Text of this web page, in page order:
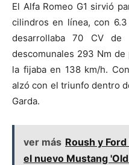
El Alfa Romeo G1 sirvió
cilindros en línea, con
desarrollaba 70 CV de
descomunales 293 Nm de
la fijaba en 138 km/h.
alzó con el triunfo dentro
Garda.
ver más Roush y
el nuevo Mustang